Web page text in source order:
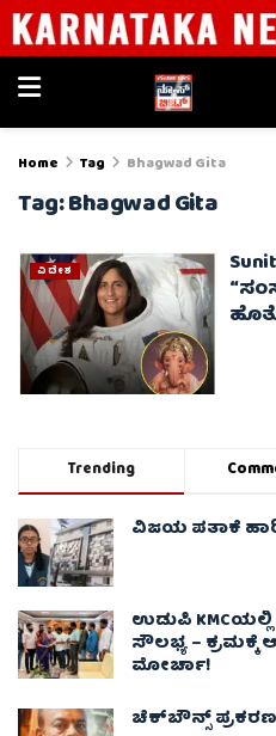
Home Tag Bhagwad Gita
Tag:Bhagwad Gita
ವಿದೇಶ
Trending
ವಿಜಯ ಪತಾಕೆ
ಉಡುಪಿ
ಸೌಲಭ್ಯ –
ಮೋರ್ಚಾ!
ಚೆಕ್​ಬೌನ್ಸ್​